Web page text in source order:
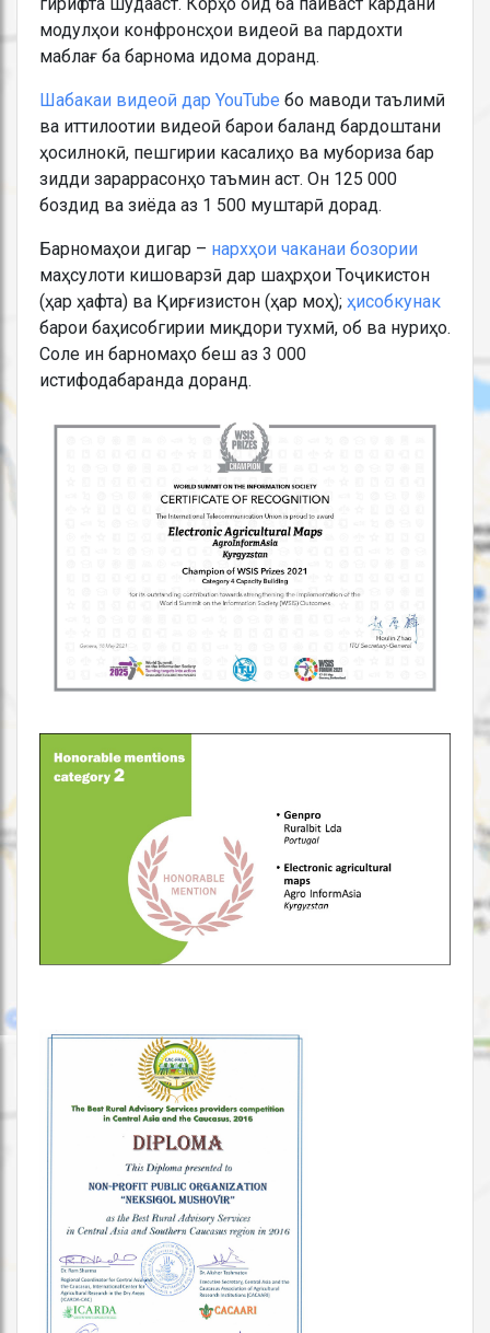
модулҳои конфронсҳои видеоӣ ва пардохти
маблағ ба барнома идома доранд.
Шабакаи видеоӣ дар YouTube бо маводи таълимӣ
ва иттилоотии видеоӣ барои баланд бардоштани
ҳосилнокӣ, пешгирии касалиҳо ва мубориза бар
зидди зараррасонҳо таъмин аст. Он 125 000
боздид ва зиёда аз 1 500 муштарӣ дорад.
Барномаҳои дигар – нархҳои чаканаи бозории
маҳсулоти кишоварзӣ дар шаҳрҳои Тоҷикистон
(ҳар ҳафта) ва Қирғизистон (ҳар моҳ); ҳисобкунак
барои баҳисобгирии миқдори тухмӣ, об ва нуриҳо.
Соле ин барномаҳо беш аз 3 000
истифодабаранда доранд.